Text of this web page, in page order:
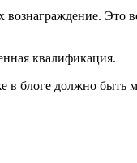
вознаграждение.
квалификация.
в блоге должно быть